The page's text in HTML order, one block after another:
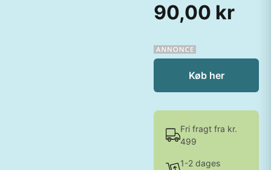
90,00 kr
Køb her
Fri fragt fra kr.
499
1-2 dages